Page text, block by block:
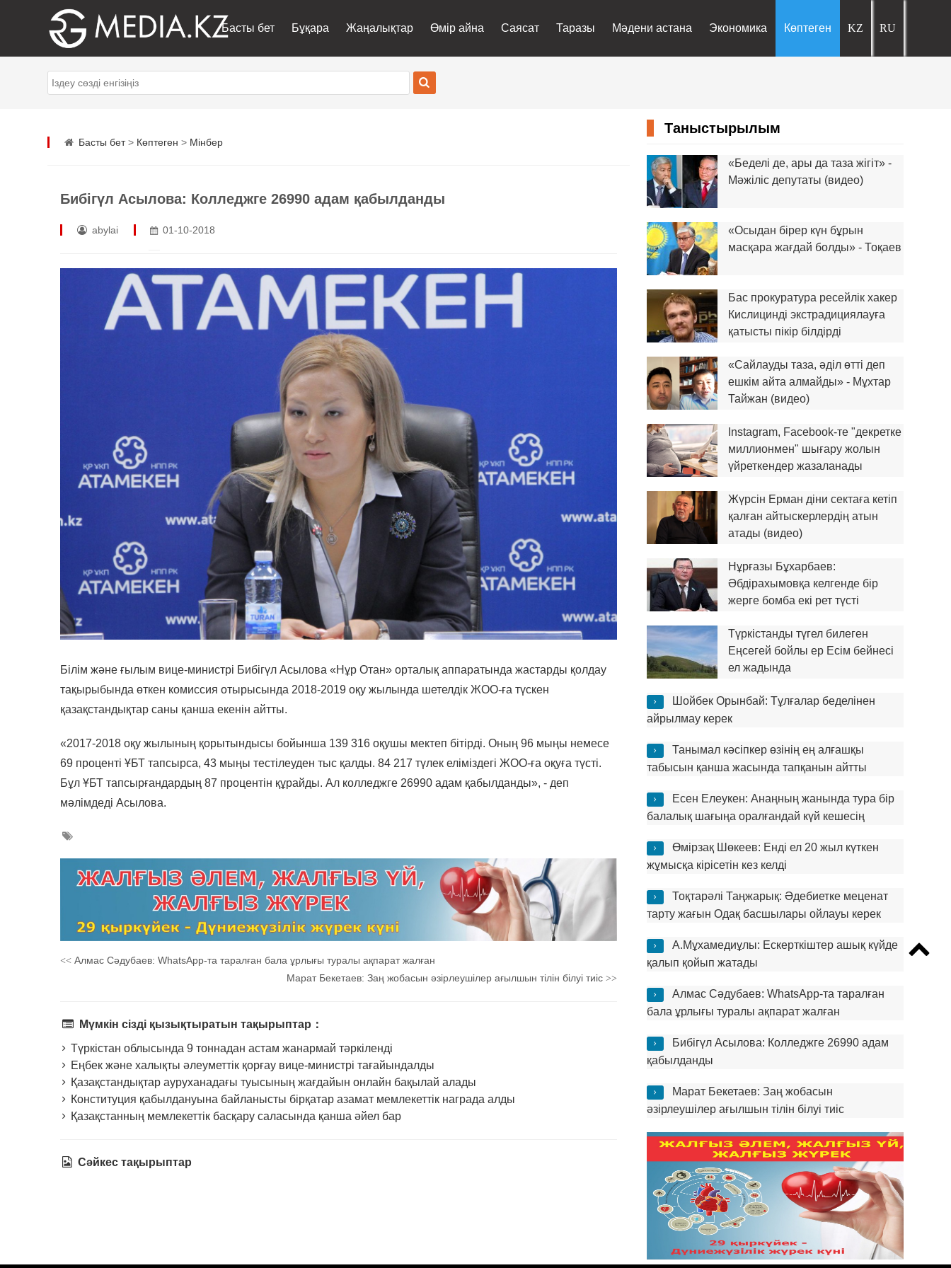
Басты бет Бұқара Жаңалықтар Өмір айна Саясат Таразы Мәдени астана Экономика Көптеген
Басты бет> Көптеген > Мінбер
Бибігүл Асылова: Колледжге 26990 адам қабылданды
abylai 01-10-2018
Білім және ғылым вице-министрі Бибігүл Асылова «Нұр Отан» орталық аппаратында жастарды қолдау
тақырыбында өткен комиссия отырысында 2018-2019 оқу жылында шетелдік ЖОО-ға түскен
қазақстандықтар саны қанша екенін айтты.
«2017-2018 оқу жылының қорытындысы бойынша 139 316 оқушы мектеп бітірді. Оның 96 мыңы немесе
69 проценті ҰБТ тапсырса, 43 мыңы тестілеуден тыс қалды. 84 217 түлек еліміздегі ЖОО-ға оқуға түсті.
Бұл ҰБТ тапсырғандардың 87 процентін құрайды. Ал колледжге 26990 адам қабылданды», - деп
мәлімдеді Асылова.
<< Алмас Сәдубаев: WhatsApp-та таралған бала ұрлығы туралы ақпарат жалған
Марат Бекетаев: Заң жобасын әзірлеушілер ағылшын тілін білуі тиіс >>
Мүмкін сізді қызықтыратын тақырыптар：
Түркістан облысында 9 тоннадан астам жанармай тәркіленді
Еңбек және халықты әлеуметтік қорғау вице-министрі тағайындалды
Қазақстандықтар ауруханадағы туысының жағдайын онлайн бақылай алады
Конституция қабылдануына байланысты бірқатар азамат мемлекеттік награда алды
Қазақстанның мемлекеттік басқару саласында қанша әйел бар
Сәйкес тақырыптар
Таныстырылым
«Беделі де, ары да таза жігіт» -
Мәжіліс депутаты (видео)
«Осыдан бірер күн бұрын
масқара жағдай болды» - Тоқаев
Бас прокуратура ресейлік хакер
Кислицинді экстрадициялауға
қатысты пікір білдірді
«Сайлауды таза, әділ өтті деп
ешкім айта алмайды» - Мұхтар
Тайжан (видео)
Instagram, Facebook-те "декретке
миллионмен" шығару жолын
үйреткендер жазаланады
Жүрсін Ерман діни сектаға кетіп
қалған айтыскерлердің атын
атады (видео)
Нұрғазы Бұхарбаев:
Әбдірахымовқа келгенде бір
жерге бомба екі рет түсті
Түркістанды түгел билеген
Еңсегей бойлы ер Есім бейнесі
ел жадында
Шойбек Орынбай: Тұлғалар беделінен
айрылмау керек
Танымал кәсіпкер өзінің ең алғашқы
табысын қанша жасында тапқанын айтты
Есен Елеукен: Анаңның жанында тура бір
балалық шағыңа оралғандай күй кешесің
Өмірзақ Шөкеев: Енді ел 20 жыл күткен
жұмысқа кірісетін кез келді
Тоқтарәлі Таңжарық: Әдебиетке меценат
тарту жағын Одақ басшылары ойлауы керек
А.Мұхамедиұлы: Ескерткіштер ашық күйде
қалып қойып жатады
Алмас Сәдубаев: WhatsApp-та таралған
бала ұрлығы туралы ақпарат жалған
Бибігүл Асылова: Колледжге 26990 адам
қабылданды
Марат Бекетаев: Заң жобасын
әзірлеушілер ағылшын тілін білуі тиіс